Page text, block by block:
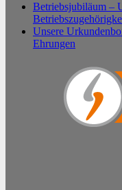
Betriebsjubiläum –
Unsere
Ehrungen